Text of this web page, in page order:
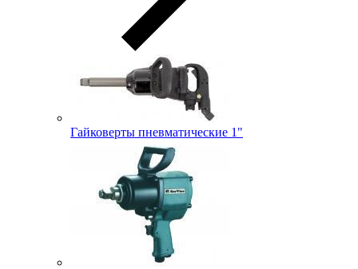
Гайковерты пневматические 1"